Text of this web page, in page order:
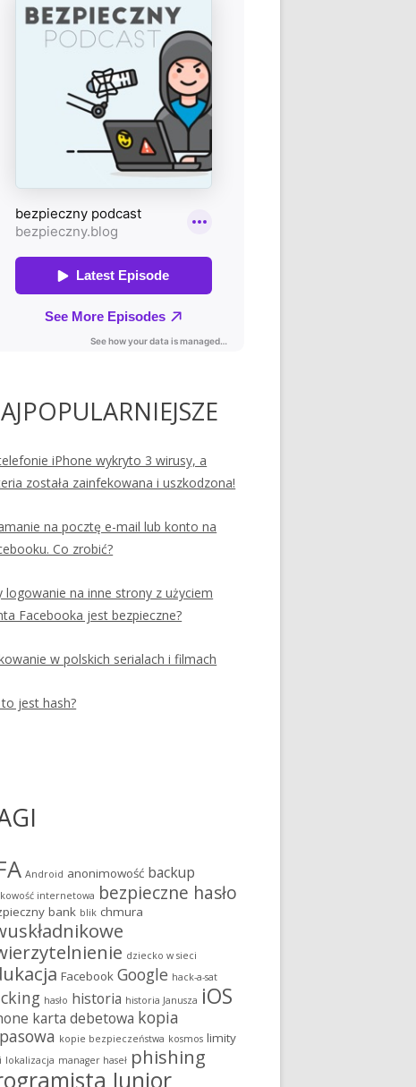
serwisów internetowych?
iPhone wykryto 3 wirusy, a
została zainfekowana i uszkodzona!
na pocztę e-mail lub konto na
Co zrobić?
logowanie na inne strony z użyciem
Facebooka jest bezpieczne?
w polskich serialach i filmach
jest hash?
Android anonimowość backup
internetowa bezpieczne hasło
bank blik chmura
dziecko w sieci
Facebook Google hack-a-sat
hasło historia historia Janusza iOS
karta debetowa kopia
kopie bezpieczeństwa kosmos limity
lokalizacja manager haseł phishing
Junior